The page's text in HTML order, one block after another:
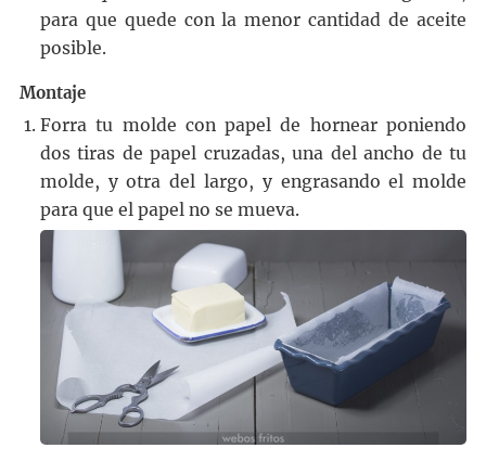
para que quede con la menor cantidad de aceite
posible.
Montaje
Forra tu molde con papel de hornear poniendo
dos tiras de papel cruzadas, una del ancho de tu
molde, y otra del largo, y engrasando el molde
para que el papel no se mueva.